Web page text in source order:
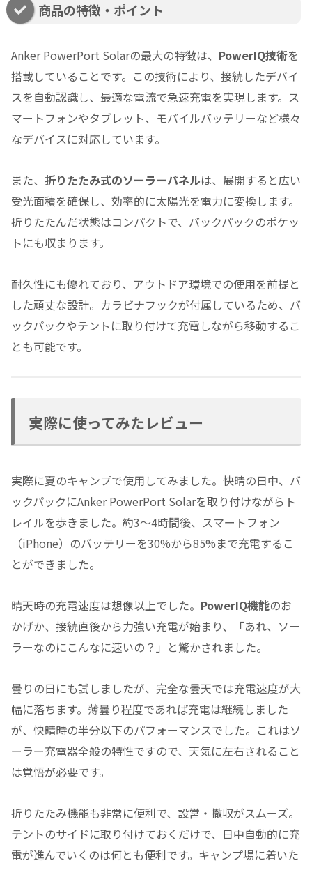
商品の特徴・ポイント
Anker PowerPort Solarの最大の特徴は、 PowerIQ技術を
搭載していることです。この技術により、接続したデバイ
スを自動認識し、最適な電流で急速充電を実現します。ス
マートフォンやタブレット、モバイルバッテリーなど様々
なデバイスに対応しています。
また、 折りたたみ式のソーラーパネルは、展開すると広い
受光面積を確保し、効率的に太陽光を電力に変換します。
折りたたんだ状態はコンパクトで、バックパックのポケッ
トにも収まります。
耐久性にも優れており、アウトドア環境での使用を前提と
した頑丈な設計。カラビナフックが付属しているため、バ
ックパックやテントに取り付けて充電しながら移動するこ
とも可能です。
実際に使ってみたレビュー
実際に夏のキャンプで使用してみました。快晴の日中、バ
ックパックにAnker PowerPort Solarを取り付けながらト
レイルを歩きました。約3〜4時間後、スマートフォン
（iPhone）のバッテリーを30%から85%まで充電するこ
とができました。
晴天時の充電速度は想像以上でした。 PowerIQ機能のお
かげか、接続直後から力強い充電が始まり、「あれ、ソー
ラーなのにこんなに速いの？」と驚かされました。
曇りの日にも試しましたが、完全な曇天では充電速度が大
幅に落ちます。薄曇り程度であれば充電は継続しました
が、快晴時の半分以下のパフォーマンスでした。これはソ
ーラー充電器全般の特性ですので、天気に左右されること
は覚悟が必要です。
折りたたみ機能も非常に便利で、設営・撤収がスムーズ。
テントのサイドに取り付けておくだけで、日中自動的に充
電が進んでいくのは何とも便利です。キャンプ場に着いた